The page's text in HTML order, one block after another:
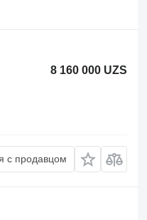
8 160 000 UZS
с продавцом